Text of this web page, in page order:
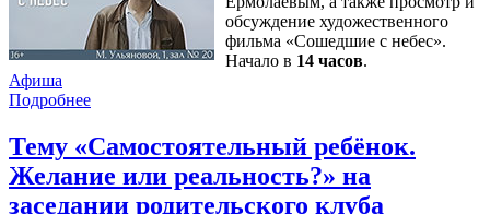
обсуждение художественного
фильма «Сошедшие с небес».
Начало в 14 часов.
Афиша
Подробнее
Тему «Самостоятельный ребёнок.
Желание или реальность?» на
заседании родительского клуба